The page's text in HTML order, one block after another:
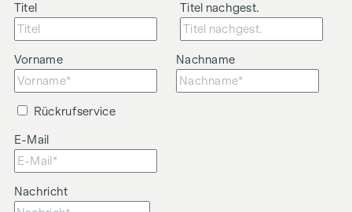
Titel Titel nachgest.
Vorname Nachname
Rückrufservice
E-Mail
Nachricht